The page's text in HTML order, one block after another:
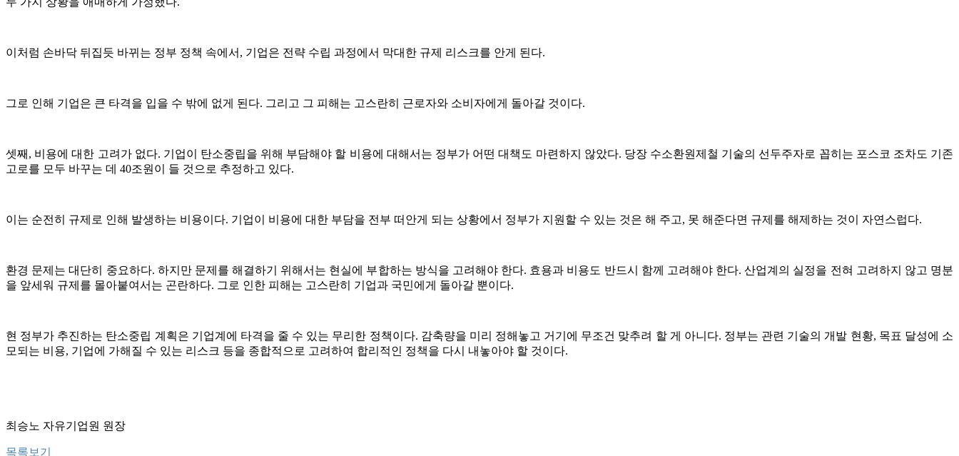
이처럼 손바닥 뒤집듯 바뀌는 정부 정책 속에서, 기업은 전략 수립 과정에서 막대한 규제 리스크를 안게 된다.
그로 인해 기업은 큰 타격을 입을 수 밖에 없게 된다. 그리고 그 피해는 고스란히 근로자와 소비자에게 돌아갈 것이다.
셋째, 비용에 대한 고려가 없다. 기업이 탄소중립을 위해 부담해야 할 비용에 대해서는 정부가 어떤 대책도 마련하지 않았다. 당장 수소환원제철 기술의 선두주자로 꼽히는 포스코 조차도 기존
고로를 모두 바꾸는 데 40조원이 들 것으로 추정하고 있다.
이는 순전히 규제로 인해 발생하는 비용이다. 기업이 비용에 대한 부담을 전부 떠안게 되는 상황에서 정부가 지원할 수 있는 것은 해 주고, 못 해준다면 규제를 해제하는 것이 자연스럽다.
환경 문제는 대단히 중요하다. 하지만 문제를 해결하기 위해서는 현실에 부합하는 방식을 고려해야 한다. 효용과 비용도 반드시 함께 고려해야 한다. 산업계의 실정을 전혀 고려하지 않고 명분
을 앞세워 규제를 몰아붙여서는 곤란하다. 그로 인한 피해는 고스란히 기업과 국민에게 돌아갈 뿐이다.
현 정부가 추진하는 탄소중립 계획은 기업계에 타격을 줄 수 있는 무리한 정책이다. 감축량을 미리 정해놓고 거기에 무조건 맞추려 할 게 아니다. 정부는 관련 기술의 개발 현황, 목표 달성에 소
모되는 비용, 기업에 가해질 수 있는 리스크 등을 종합적으로 고려하여 합리적인 정책을 다시 내놓아야 할 것이다.
최승노 자유기업원 원장
목록보기